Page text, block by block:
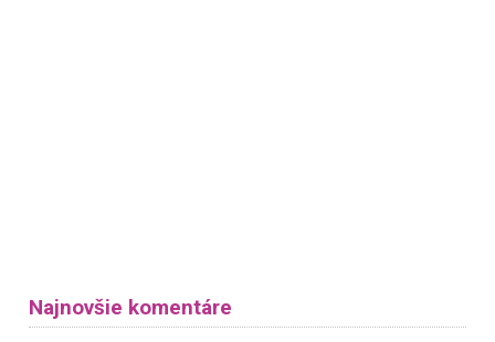
Najnovšie komentáre